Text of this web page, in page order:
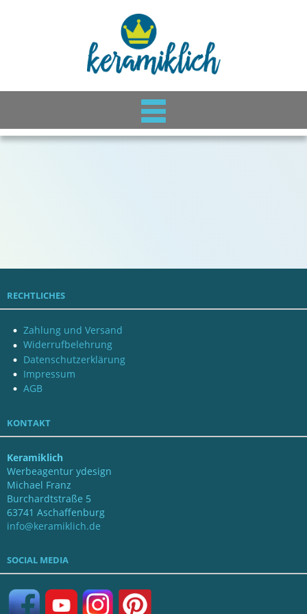
RECHTLICHES
Zahlung und Versand
Widerrufbelehrung
Datenschutzerklärung
Impressum
AGB
KONTAKT
Keramiklich
Werbeagentur ydesign
Michael Franz
Burchardtstraße 5
63741 Aschaffenburg
info@keramiklich.de
SOCIAL MEDIA